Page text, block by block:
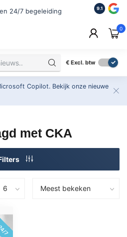
24/7 begeleiding
ISO
2.500+
9.1
0
€ Excl. btw
Copilot. Bekijk onze nieuwe
met CKA
7